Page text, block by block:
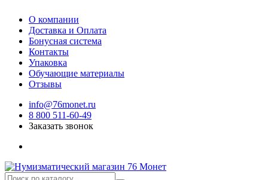
О компании
Доставка и Оплата
Бонусная система
Контакты
Упаковка
Обучающие материалы
Отзывы
info@76monet.ru
8 800 511-60-49
Заказать звонок